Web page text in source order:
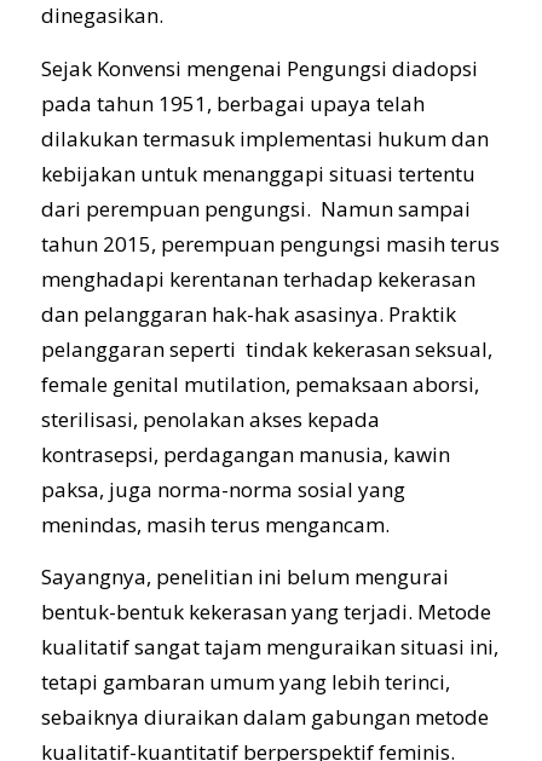
dinegasikan.
Sejak Konvensi mengenai Pengungsi diadopsi
pada tahun 1951, berbagai upaya telah
dilakukan termasuk implementasi hukum dan
kebijakan untuk menanggapi situasi tertentu
dari perempuan pengungsi. Namun sampai
tahun 2015, perempuan pengungsi masih terus
menghadapi kerentanan terhadap kekerasan
dan pelanggaran hak-hak asasinya. Praktik
pelanggaran seperti tindak kekerasan seksual,
female genital mutilation, pemaksaan aborsi,
sterilisasi, penolakan akses kepada
kontrasepsi, perdagangan manusia, kawin
paksa, juga norma-norma sosial yang
menindas, masih terus mengancam.
Sayangnya, penelitian ini belum mengurai
bentuk-bentuk kekerasan yang terjadi. Metode
kualitatif sangat tajam menguraikan situasi ini,
tetapi gambaran umum yang lebih terinci,
sebaiknya diuraikan dalam gabungan metode
kualitatif-kuantitatif berperspektif feminis.